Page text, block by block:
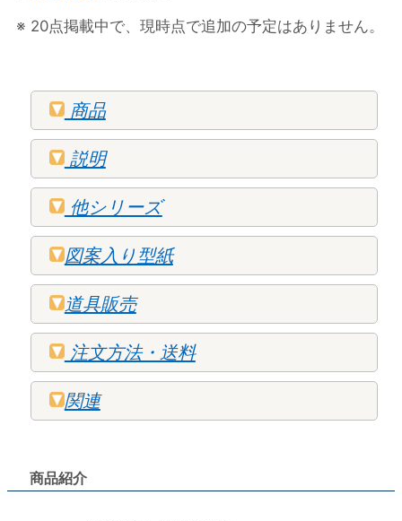
※ 20点掲載中で、現時点で追加の予定はありません。
商品
説明
他シリーズ
図案入り型紙
道具販売
注文方法・送料
関連
商品紹介